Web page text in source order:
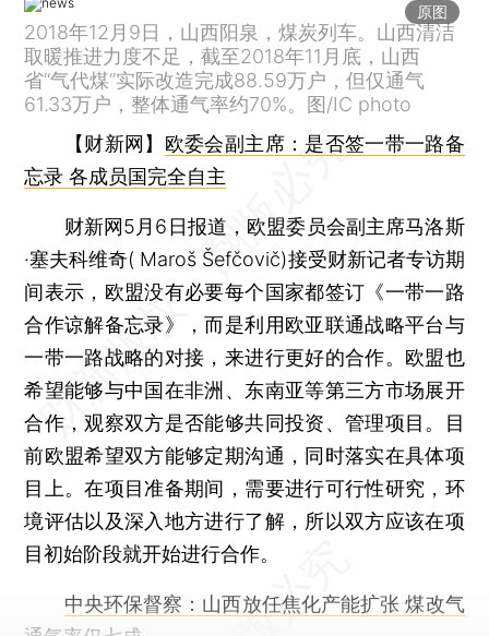
原图
2018年12月9日，山西阳泉，煤炭列车。山西清洁
取暖推进力度不足，截至2018年11月底，山西
省“气代煤”实际改造完成88.59万户，但仅通气
61.33万户，整体通气率约70%。图/IC photo
【财新网】 欧委会副主席：是否签一带一路备
忘录 各成员国完全自主
财新网5月6日报道，欧盟委员会副主席马洛斯
·塞夫科维奇( Maroš Šefčovič)接受财新记者专访期
间表示，欧盟没有必要每个国家都签订《一带一路
合作谅解备忘录》，而是利用欧亚联通战略平台与
一带一路战略的对接，来进行更好的合作。欧盟也
希望能够与中国在非洲、东南亚等第三方市场展开
合作，观察双方是否能够共同投资、管理项目。目
前欧盟希望双方能够定期沟通，同时落实在具体项
目上。在项目准备期间，需要进行可行性研究，环
境评估以及深入地方进行了解，所以双方应该在项
目初始阶段就开始进行合作。
中央环保督察：山西放任焦化产能扩张 煤改气